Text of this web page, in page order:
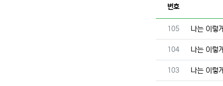
번호
번호
105 나는 이렇
번호
104 나는 이렇
번호
103 나는 이렇